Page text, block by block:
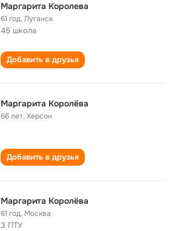
Маргарита Королева
61 год,Луганск
45 школа
Добавить в друзья
Маргарита Королёва
66 лет,Херсон
Добавить в друзья
Маргарита Королёва
61 год, Москва
3 ПТУ